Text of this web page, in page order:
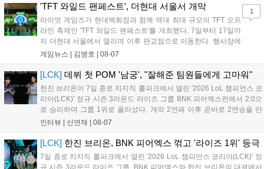
17일까지 이어지는 이번 행사는 신규 세트 체험과 공연 등 다양한 즐길
거리를 제공하며, 이후 현대백화점 판교점에서도 행사가 이어질 예정입
니다. 연말에는 라스베이거스 오픈이 개최됩니다....
'TFT 와일드 팬페스트', 더현대 서울서 개막
라이엇 게임즈가 현대백화점과 함께 역대 최대 규모의 TFT 오프
라인 축제인 'TFT 와일드 팬페스트'를 개최했다. 7일부터 17일까
지 더현대 서울에서 열리며 이후 판교점으로 이동한다. 행사장에
는 체험, 스페셜, 무대 존이 마련됐으며 8일 오후 2시 인비테이셔
연 등 다채로운 일정이 준비되어 있다. 사전 예약은 조기 마감될
만큼 큰 인기를 끌고 있다....
게임뉴스 | 김병호 08-07
1
[LCK] 데뷔 첫 POM '남궁', "잘해준 팀원들에게 고마워"
한진 브리온이 7일 종로 치지직 롤파크에서 열린 '2026 LoL 챔피언스 코
리아(LCK)' 정규 시즌 3라운드 라이즈 그룹 BNK 피어엑스전에서 2:0으
로 승리하며 그룹 1위로 올라섰다. 개막 2연패 이후 곧바로 2연승을 만
들어내면서 이어질 4라운드에 대한 기대감을 올렸다. 다음은 이날 데뷔
인터뷰 | 신연재 08-07
[LCK] 한진 브리온, BNK 피어엑스 꺾고 '라이즈 1위' 등극
7일 종로 치지직 롤파크에서 열린 '2026 LoL 챔피언스 코리아(LCK)' 정